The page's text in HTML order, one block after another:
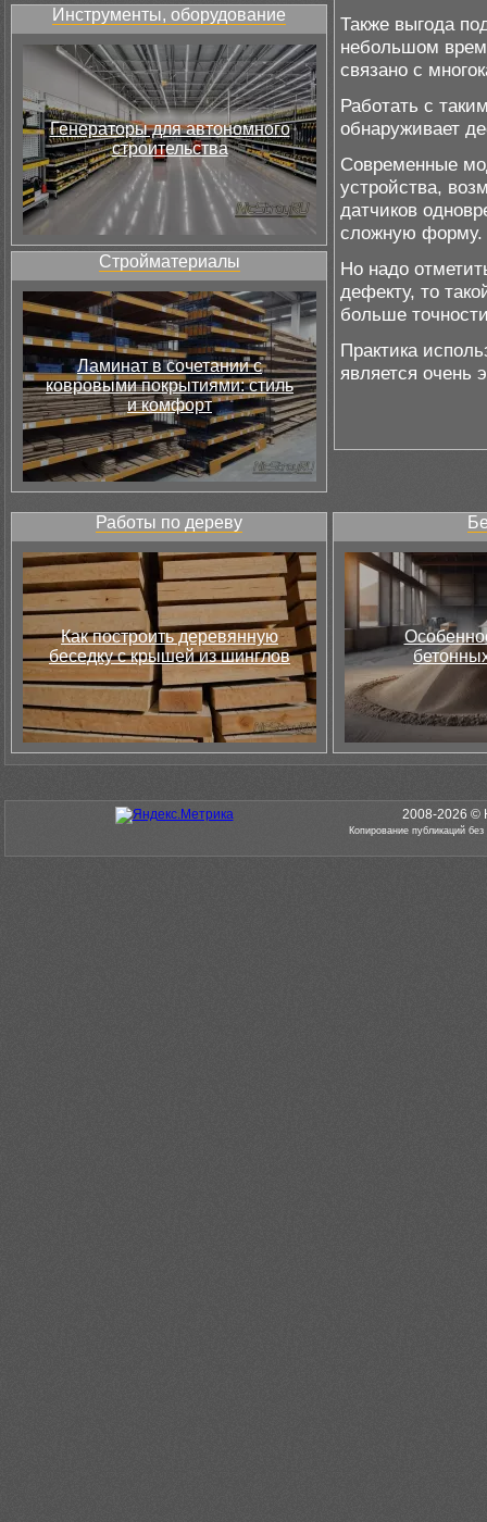
Инструменты, оборудование
Генераторы для автономного
строительства
Стройматериалы
Ламинат в сочетании с
ковровыми покрытиями: стиль
и комфорт
Также выгода
небольшом
связано с
Работать с
обнаруживает
Современные
устройства,
датчиков
сложную форму.
Но надо
дефекту, то
больше
Практика
является очень
Работы по дереву
Как построить деревянную
беседку с крышей из шинглов
2008-2026 ©
Копирование публикаций